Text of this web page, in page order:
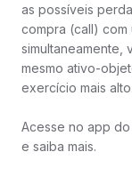
as possíveis
compra (call)
simultaneamente,
mesmo ativo-
exercício mais alto.
Acesse no app
e saiba mais.